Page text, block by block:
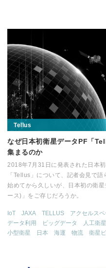
Tellus
なぜ日本初衛星データPF「
集まるのか
2018年7月31日に発表された日本
「Tellus」について、記者会見で
始めてから久しいが、日本初の衛
ース)」をご存じだろうか。
IoT JAXA TELLUS アクセルスペ
データ利用
ビッグデータ 人工衛星
小型衛星
日本 海運 物流 衛星